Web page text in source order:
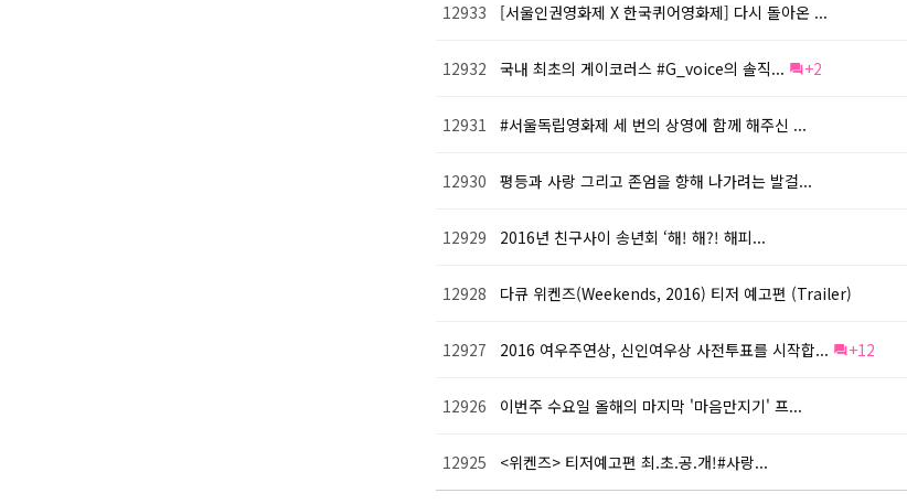
12933 [서울인권영화제 X 한국퀴어영화제] 다시 돌아온 ...
12932 국내 최초의 게이코러스 #G_voice의 솔직... +2
12931 #서울독립영화제 세 번의 상영에 함께 해주신 ...
12930 평등과 사랑 그리고 존엄을 향해 나가려는 발걸...
12929 2016년 친구사이 송년회 ‘해! 해?! 해피...
12928 다큐 위켄즈(Weekends, 2016) 티저 예고편 (Trailer)
12927 2016 여우주연상, 신인여우상 사전투표를 시작합... +12
12926 이번주 수요일 올해의 마지막 '마음만지기' 프...
12925 <위켄즈> 티저예고편 최.초.공.개!#사랑...